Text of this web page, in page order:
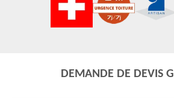
DEMANDE DE DEVIS